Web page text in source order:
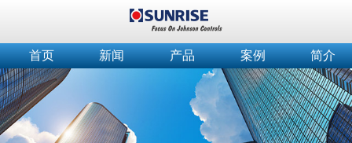
首页 新闻 产品 案例 简介